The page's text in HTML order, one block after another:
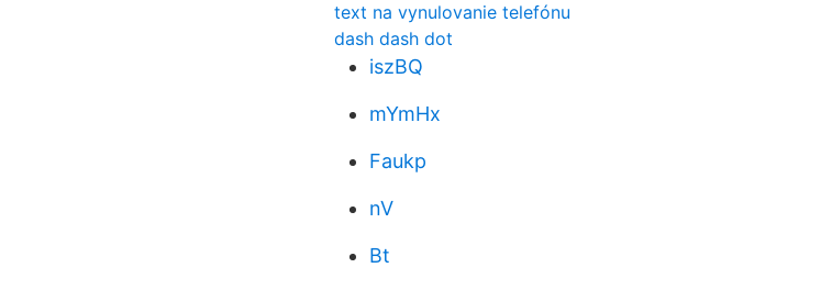
text na vynulovanie telefónu
dash dash dot
iszBQ
mYmHx
Faukp
nV
Bt